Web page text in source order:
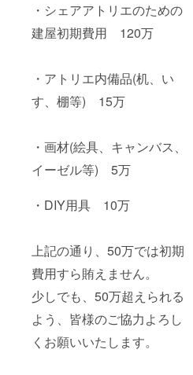
・シェアアトリエのための
建屋初期費用 120万
・アトリエ内備品(机、い
す、棚等) 15万
・画材(絵具、キャンバス、
イーゼル等) 5万
・DIY用具 10万
上記の通り、50万では初期
費用すら賄えません。
少しでも、50万超えられる
よう、皆様のご協力よろし
くお願いいたします。